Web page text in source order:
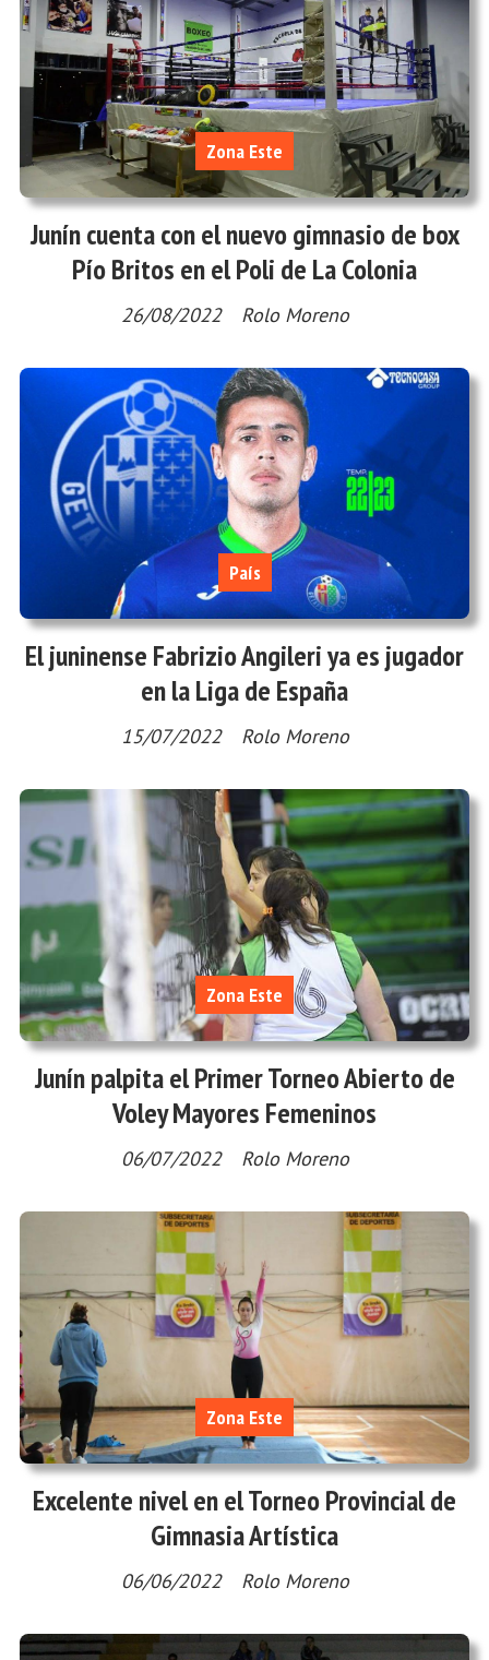
Junín cuenta con el nuevo gimnasio de box
Pío Britos en el Poli de La Colonia
Rolo Moreno
Zona Este
26/08/2022
El juninense Fabrizio Angileri ya es jugador
en la Liga de España
Rolo Moreno
País
15/07/2022
Junín palpita el Primer Torneo Abierto de
Voley Mayores Femeninos
Rolo Moreno
Zona Este
06/07/2022
Excelente nivel en el Torneo Provincial de
Gimnasia Artística
Rolo Moreno
Zona Este
06/06/2022